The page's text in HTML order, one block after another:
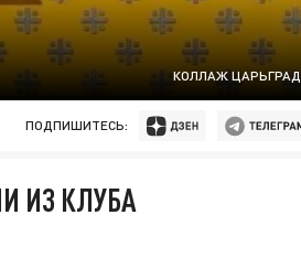
КОЛЛАЖ ЦАРЬГРАД
ПОДПИШИТЕСЬ:
ИЗ КЛУБА